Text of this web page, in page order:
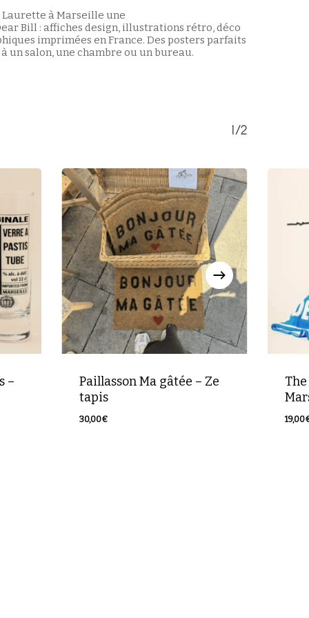
Votre panier est vide.
Retour à la boutique
Laurette à Marseille une
Bill : affiches design, illustrations rétro, déco
imprimées en France. Des posters parfaits
un salon, une chambre ou un bureau.
1/2
–
Paillasson Ma gâtée – Ze
tapis
30,00€
19,00